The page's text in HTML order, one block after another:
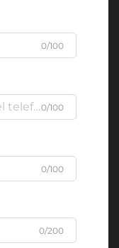
0/100
0/100
0/100
0/200